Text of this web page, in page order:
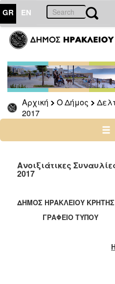
GR EN
Αρχική Ο Δήμος
2017
ΔΗΜΟΣ
Δελτία
Τύπου
Αρχείο
2026
2025
2022
2019
2018
Ανοιξιάτικες
2017
ΔΗΜΟΣ ΗΡΑΚΛΕΙΟΥ ΚΡΗΤΗΣ
ΓΡΑΦΕΙΟ ΤΥΠΟΥ